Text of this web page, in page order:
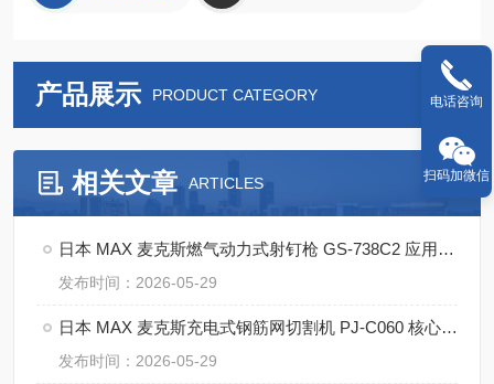
产品展示 PRODUCT CATEGORY
相关文章 ARTICLES
日本 MAX 麦克斯燃气动力式射钉枪 GS-738C2 应用案例
发布时间：2026-05-29
日本 MAX 麦克斯充电式钢筋网切割机 PJ-C060 核心优势
发布时间：2026-05-29
电话咨询
扫码加微信